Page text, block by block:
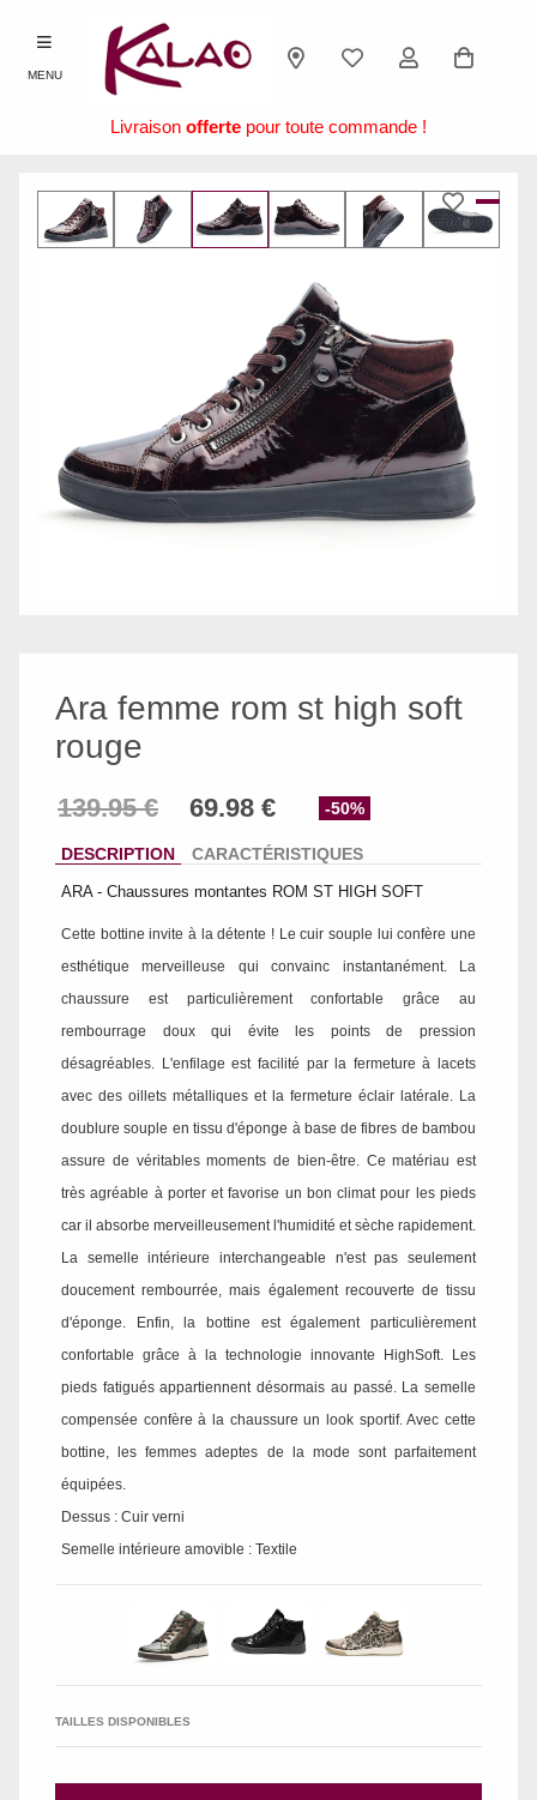
MENU
Livraison offerte pour toute commande !
Ara femme rom st high soft
rouge
-50%
DESCRIPTION CARACTÉRISTIQUES
ARA - Chaussures montantes ROM ST HIGH SOFT
Cette bottine invite à la détente ! Le cuir souple lui confère une
esthétique merveilleuse qui convainc instantanément. La
chaussure est particulièrement confortable grâce au
rembourrage doux qui évite les points de pression
désagréables. L'enfilage est facilité par la fermeture à lacets
avec des oillets métalliques et la fermeture éclair latérale. La
doublure souple en tissu d'éponge à base de fibres de bambou
assure de véritables moments de bien-être. Ce matériau est
très agréable à porter et favorise un bon climat pour les pieds
car il absorbe merveilleusement l'humidité et sèche rapidement.
La semelle intérieure interchangeable n'est pas seulement
doucement rembourrée, mais également recouverte de tissu
d'éponge. Enfin, la bottine est également particulièrement
confortable grâce à la technologie innovante HighSoft. Les
pieds fatigués appartiennent désormais au passé. La semelle
compensée confère à la chaussure un look sportif. Avec cette
bottine, les femmes adeptes de la mode sont parfaitement
équipées.
Dessus : Cuir verni
Semelle intérieure amovible : Textile
TAILLES DISPONIBLES